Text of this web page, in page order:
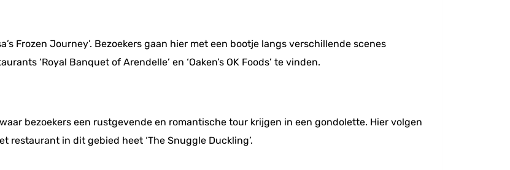
Frozen Journey’. Bezoekers gaan hier met een bootje langs verschillende scenes
‘Royal Banquet of Arendelle’ en ‘Oaken’s OK Foods’ te vinden.
bezoekers een rustgevende en romantische tour krijgen in een gondolette. Hier volgen
restaurant in dit gebied heet ‘The Snuggle Duckling’.